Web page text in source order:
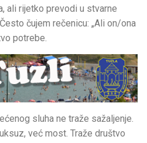
ali rijetko prevodi u stvarne
čujem rečenicu: „Ali on/ona
potrebe.
sluha ne traže sažaljenje.
već most. Traže društvo